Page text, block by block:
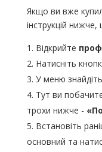
Якщо ви вже
інструкцій
Відкрийте
Натисніть
У меню
Тут ви
трохи нижче -
Встановіть
основний та